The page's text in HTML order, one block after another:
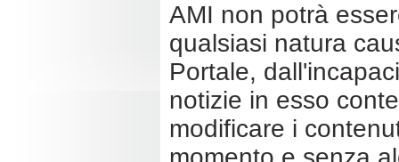
AMI non potrà
qualsiasi natura
Portale,
notizie in esso
modificare i